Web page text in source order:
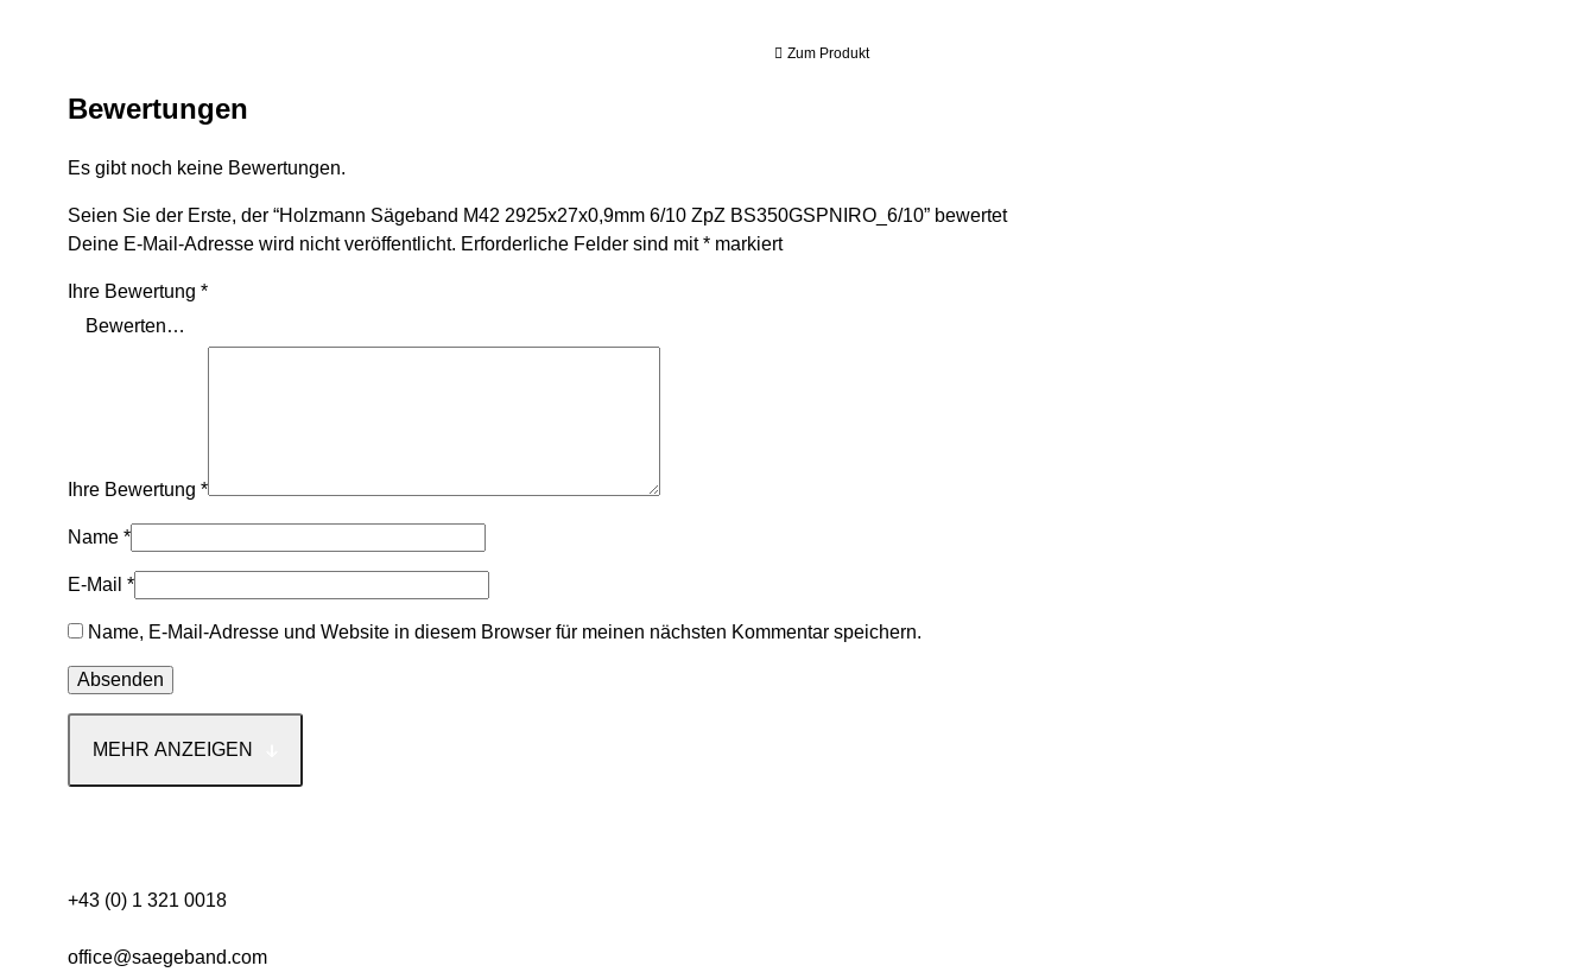
Zum Produkt
Bewertungen
Es gibt noch keine Bewertungen.
Seien Sie der Erste, der “Holzmann Sägeband M42 2925x27x0,9mm 6/10 ZpZ BS350GSPNIRO_6/10” bewertet
Deine E-Mail-Adresse wird nicht veröffentlicht. Erforderliche Felder sind mit* markiert
Ihre Bewertung *
Ihre Bewertung *
Name *
E-Mail *
Name, E-Mail-Adresse und Website in diesem Browser für meinen nächsten Kommentar speichern.
MEHR ANZEIGEN
+43 (0) 1 321 0018
office@saegeband.com